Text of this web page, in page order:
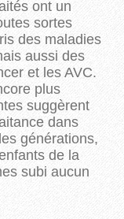
ont un
sortes
des maladies
aussi des
et les AVC.
plus
suggèrent
dans
générations,
de la
subi aucun